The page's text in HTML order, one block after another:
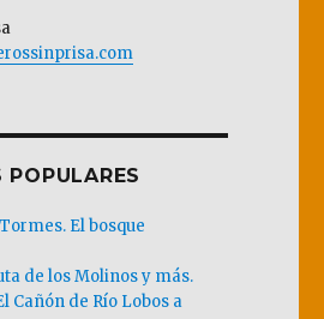
El bosque
de los Molinos y más.
Cañón de Río Lobos a